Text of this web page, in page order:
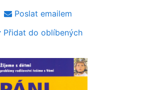
Poslat emailem
Přidat do oblíbených